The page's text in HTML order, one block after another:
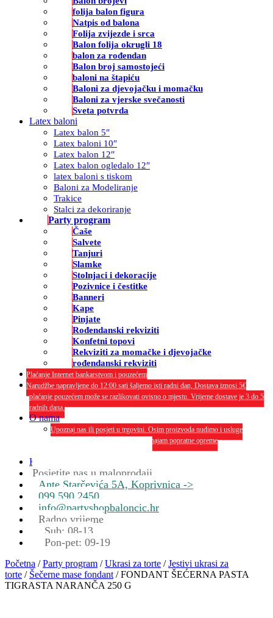
folija balon figura
Natpis od balona
Folija zvijezde i srca
Balon folija okrugli 18
balon za rođendan
Balon broj samostojeći
baloni na štapiću
Baloni za djevojačku i momačku
Baloni za vjerske svečanosti
Sveta potvrda
Latex baloni
Latex balon 5″
Latex baloni 10″
Latex balon 12″
Latex balon ogledalo 12″
latex baloni s tiskom
Baloni za Modeliranje
Trakice
Stalci za dekoriranje
Party program
Čaše
Salvete
Tanjuri
Slamke
Stolnjaci i dekoracije
Pozivnice i čestitke
Banneri
Kape
Pinjate
Rođendanski rekviziti
Konfetni topovi
Rekviziti za momačke i djevojačke
rođendanski rekviziti
Plaćanje Internet bankarstvom i pouzećem
Narudžbe napravljene do 12:00 sati šaljemo isti radni dan, Dostava iznosi 5€
plaćanje pouzećem može se razlikovati ovisno o mjestu. Vrijeme dostave je 3 do 5
radnih dana.
O nama
Upoznaj nas ili posjeti u trgovini. Osim proizvoda nudimo i usluge
dekoriranja interijera i eksterija te najam popratne opreme
Kontakt
Posjetite nas u maloprodaji
Ante Starčevića 5A, Koprivnica ->
099 590 2450
info@partyshopbaloncic.hr
Radno vrijeme
Sub: 08-13
Pon-pet: 09-19
Početna /Party program /Ukrasi za torte /Jestivi ukrasi za
torte / Šečerne mase fondant / FONDANT ŠEĆERNA PASTA
TIGRASTA NARANČA 250 G